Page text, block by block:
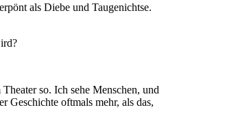
als Diebe und Taugenichtse.
so. Ich sehe Menschen, und
Geschichte oftmals mehr, als das,